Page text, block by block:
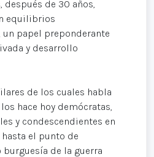
de 30 años,
equilibrios
papel preponderante
y desarrollo
de los cuales habla
hace hoy demócratas,
y condescendientes en
el punto de
de la guerra